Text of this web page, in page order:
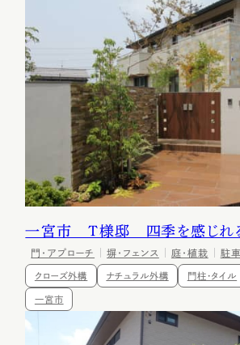
一宮市 Ｔ様邸 四季を感じれ
門・アプローチ 塀・フェンス 庭・植栽 駐
クローズ外構 ナチュラル外構 門柱・タイル
一宮市